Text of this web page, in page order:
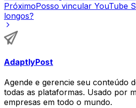
PróximoPosso vincular YouTube
longos?
AdaptlyPost
Agende e gerencie seu conteúdo
todas as plataformas. Usado por
empresas em todo o mundo.